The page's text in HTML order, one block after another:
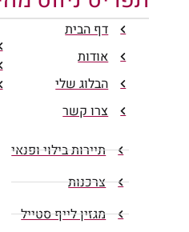
דף הבית
אודות
הבלוג שלי
צרו קשר
תיירות בילוי ופנאי
צרכנות
מגזין לייף סטייל